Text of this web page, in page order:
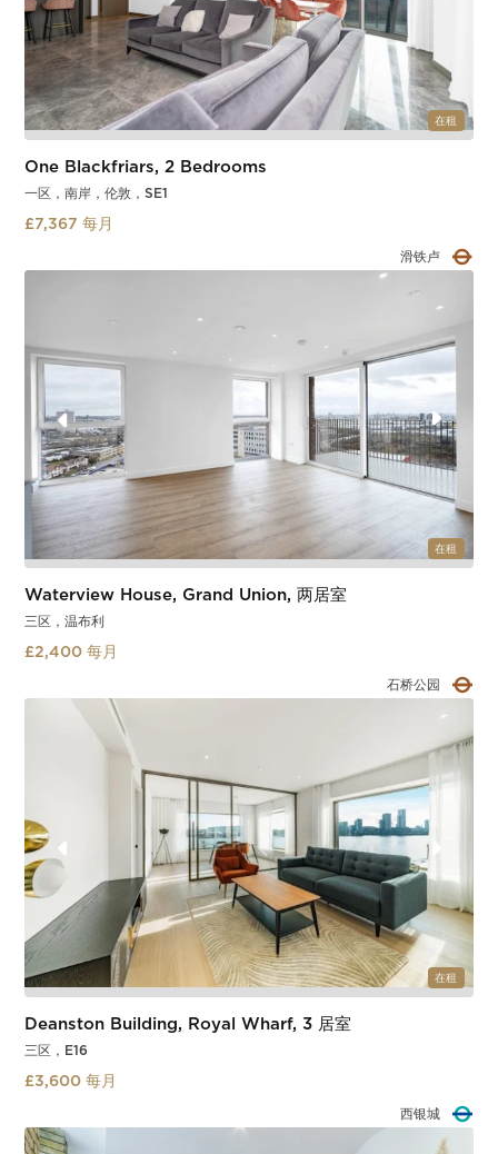
在租
One Blackfriars, 2 Bedrooms
一区，南岸，伦敦，SE1
£7,367 每月
南华克
在租
Waterview House, Grand Union, 两居室
三区，温布利
£2,400 每月
石桥公园
在租
Deanston Building, Royal Wharf, 3 居室
三区，E16
£3,600 每月
驳船坞
Slide 2 of 2.